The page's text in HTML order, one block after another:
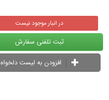
در انبار موجود نیست
ثبت تلفنی سفارش
افزودن به لیست دلخواه